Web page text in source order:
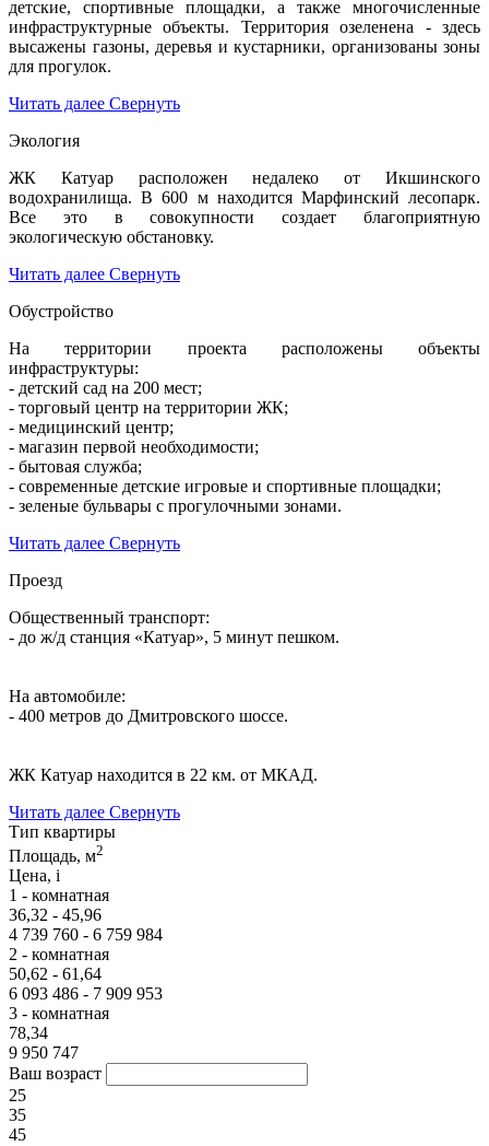
детские, спортивные площадки, а также многочисленные
инфраструктурные объекты. Территория озеленена - здесь
высажены газоны, деревья и кустарники, организованы зоны
для прогулок.
Читать далее Свернуть
Экология
ЖК Катуар расположен недалеко от Икшинского
водохранилища. В 600 м находится Марфинский лесопарк.
Все это в совокупности создает благоприятную
экологическую обстановку.
Читать далее Свернуть
Обустройство
На территории проекта расположены объекты
инфраструктуры:
- детский сад на 200 мест;
- торговый центр на территории ЖК;
- медицинский центр;
- магазин первой необходимости;
- бытовая служба;
- современные детские игровые и спортивные площадки;
- зеленые бульвары с прогулочными зонами.
Читать далее Свернуть
Проезд
Общественный транспорт:
- до ж/д станция «Катуар», 5 минут пешком.
На автомобиле:
- 400 метров до Дмитровского шоссе.
ЖК Катуар находится в 22 км. от МКАД.
Читать далее Свернуть
Тип квартиры
Площадь, м2
Цена, i
1 - комнатная
36,32 - 45,96
4 739 760 - 6 759 984
2 - комнатная
50,62 - 61,64
6 093 486 - 7 909 953
3 - комнатная
78,34
9 950 747
Ваш возраст
25
35
45